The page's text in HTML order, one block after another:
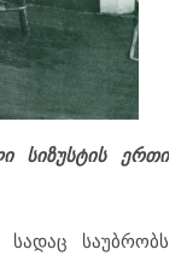
სიზუსტის ერთი
სადაც საუბრობს